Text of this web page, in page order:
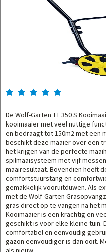
    
De Wolf-Garten TT 350 S
kooimaaier met veel nuttige
en bedraagt tot 150m2 met een
beschikt deze maaier over een
het krijgen van de perfecte
spilmaaisysteem met vijf
maairesultaat. Bovendien heeft
comfortstuurstang en
gemakkelijk vooruitduwen. Als
met de Wolf-Garten
gras direct op te vangen na het
Kooimaaier is een krachtig en
geschikt is voor elke kleine tuin.
comfortabel en eenvoudig
gazon eenvoudiger is dan ooit.